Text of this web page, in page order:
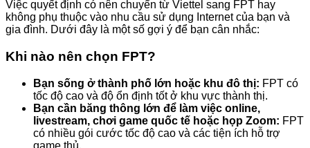
Việc quyết định có nên chuyển từ Viettel sang FPT hay
không phụ thuộc vào nhu cầu sử dụng Internet của bạn và
gia đình. Dưới đây là một số gợi ý để bạn cân nhắc:
Khi nào nên chọn FPT?
Bạn sống ở thành phố lớn hoặc khu đô thị: FPT có
tốc độ cao và độ ổn định tốt ở khu vực thành thị.
Bạn cần băng thông lớn để làm việc online,
livestream, chơi game quốc tế hoặc họp Zoom: FPT
có nhiều gói cước tốc độ cao và các tiện ích hỗ trợ
game thủ.